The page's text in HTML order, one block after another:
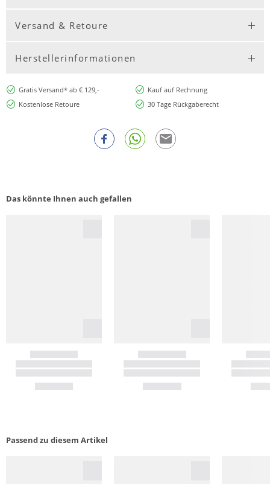
Versand & Retoure
Herstellerinformationen
Gratis Versand* ab € 129,-
Kauf auf Rechnung
Kostenlose Retoure
30 Tage Rückgaberecht
Das könnte Ihnen auch gefallen
Passend zu diesem Artikel